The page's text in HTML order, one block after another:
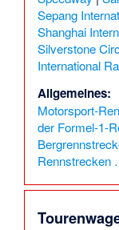
Sepang
Shanghai
Silverstone
International
Allgemeines:
Motorsport-
der Formel-1-
Rennstrecken